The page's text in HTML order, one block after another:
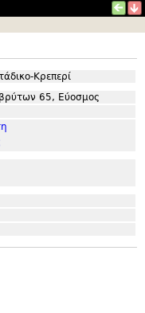
Κρεπερί
65, Εύοσμος